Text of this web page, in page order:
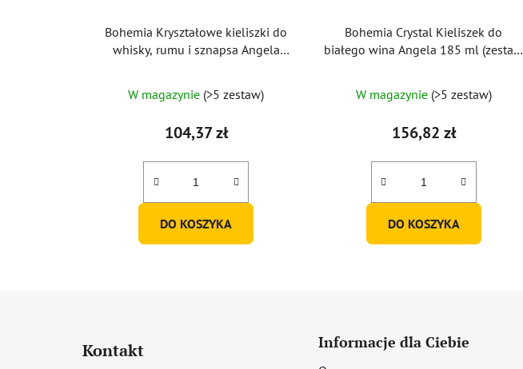
Bohemia Kryształowe kieliszki do
whisky, rumu i sznapsa Angela
W magazynie (>5 zestaw)
104,37 zł
DO KOSZYKA
Bohemia Crystal Kieliszek do
białego wina Angela 185 ml (zestaw
ocena
produktu
5,0
na
gwiazdek.
W magazynie (>5 zestaw)
156,82 zł
DO KOSZYKA
Kontakt Informacje dla Ciebie